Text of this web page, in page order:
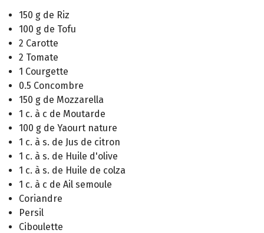
150 g de Riz
100 g de Tofu
2 Carotte
2 Tomate
1 Courgette
0.5 Concombre
150 g de Mozzarella
1 c. à c de Moutarde
100 g de Yaourt nature
1 c. à s. de Jus de citron
1 c. à s. de Huile d'olive
1 c. à s. de Huile de colza
1 c. à c de Ail semoule
Coriandre
Persil
Ciboulette